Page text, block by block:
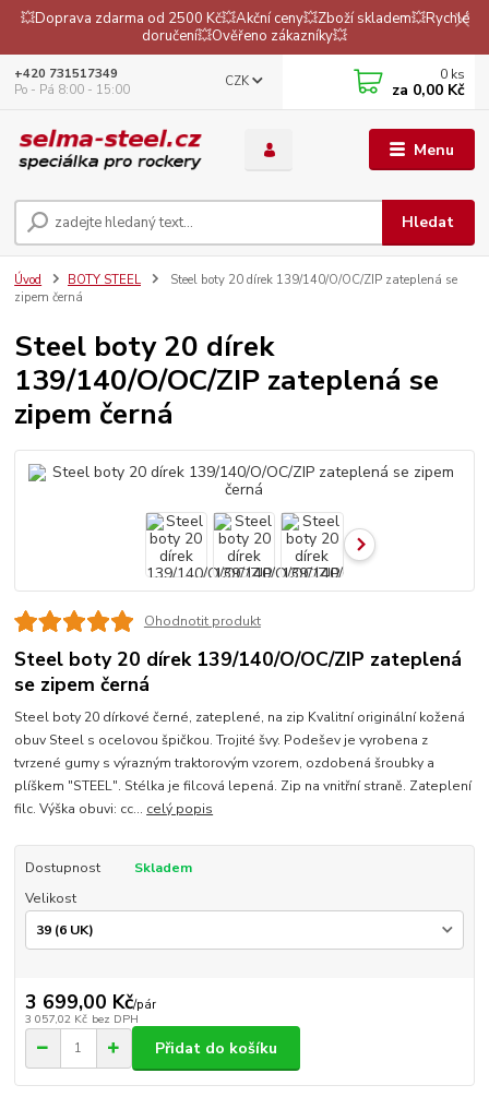
💥Doprava zdarma od 2500 Kč💥Akční ceny💥Zboží skladem💥Rychlé
doručení💥Ověřeno zákazníky💥
Menu
CZK
Hledat
+420 731517349
Po - Pá 8:00 - 15:00
0 ks
za 0,00 Kč
Úvod BOTY STEEL
Steel boty 20 dírek 139/140/O/OC/ZIP zateplená se
zipem černá
Steel boty 20 dírek
139/140/O/OC/ZIP zateplená se
zipem černá
Ohodnotit produkt
Steel boty 20 dírek 139/140/O/OC/ZIP zateplená
se zipem černá
Steel boty 20 dírkové černé, zateplené, na zip Kvalitní originální kožená
obuv Steel s ocelovou špičkou. Trojité švy. Podešev je vyrobena z
tvrzené gumy s výrazným traktorovým vzorem, ozdobená šroubky a
plíškem "STEEL". Stélka je filcová lepená. Zip na vnitřní straně. Zateplení
filc. Výška obuvi: cc... celý popis
Dostupnost
Skladem
Velikost
3 699,00 Kč/pár
3 057,02 Kč bez DPH
Přidat do košíku